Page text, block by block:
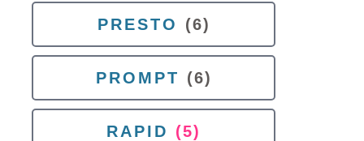
PRESTO (6)
PROMPT (6)
RAPID (5)